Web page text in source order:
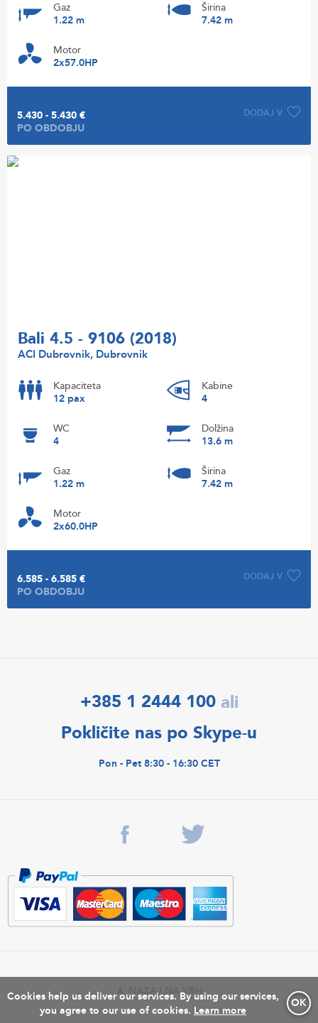
Cookies help us deliver our services. By using our services,
you agree to our use of cookies.
OK
Learn more
Gaz
1.22 m
Širina
7.42 m
Motor
2x57.0HP
DODAJ V
5.430 - 5.430 €
PO OBDOBJU
Bali 4.5 - 9106 (2018)
ACI Dubrovnik, Dubrovnik
Kapaciteta
12 pax
Kabine
4
WC
4
Dolžina
13.6 m
Gaz
1.22 m
Širina
7.42 m
Motor
2x60.0HP
DODAJ V
6.585 - 6.585 €
PO OBDOBJU
+385 1 2444 100 ali
Pokličite nas po Skype-u
Pon - Pet 8:30 - 16:30 CET
NAZAJ NA VRH